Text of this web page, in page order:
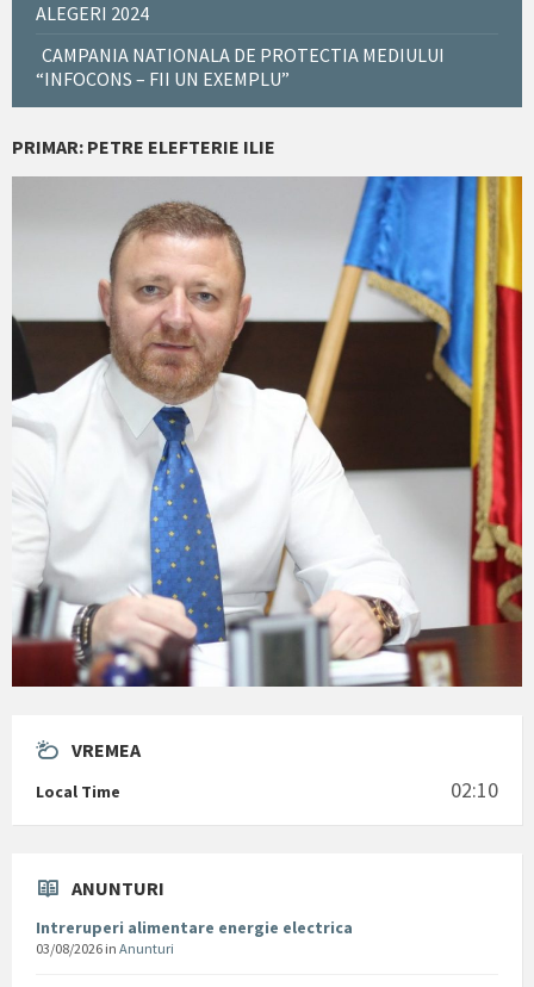
ALEGERI 2024
CAMPANIA NATIONALA DE PROTECTIA MEDIULUI
“INFOCONS – FII UN EXEMPLU”
PRIMAR: PETRE ELEFTERIE ILIE
VREMEA
Local Time 02:10
ANUNTURI
Intreruperi alimentare energie electrica
03/08/2026 in Anunturi